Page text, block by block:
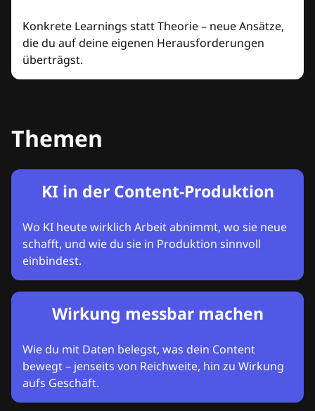
Konkrete Learnings statt Theorie – neue Ansätze,
die du auf deine eigenen Herausforderungen
überträgst.
Themen
KI in der Content-Produktion
Wo KI heute wirklich Arbeit abnimmt, wo sie neue
schafft, und wie du sie in Produktion sinnvoll
einbindest.
Wirkung messbar machen
Wie du mit Daten belegst, was dein Content
bewegt – jenseits von Reichweite, hin zu Wirkung
aufs Geschäft.